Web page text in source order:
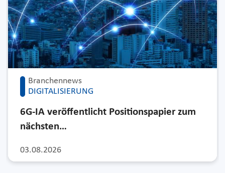
Branchennews
DIGITALISIERUNG
03.08.2026
6G-IA veröffentlicht Positionspapier zum
nächsten…